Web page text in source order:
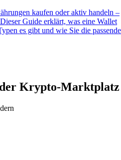
kaufen oder aktiv handeln –
Guide erklärt, was eine Wallet
es gibt und wie Sie die passende
Krypto-Marktplatz